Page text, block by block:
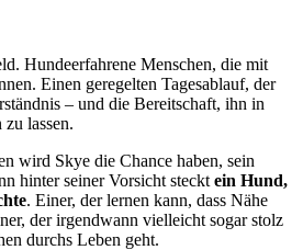
Hundeerfahrene Menschen, die mit
Einen geregelten Tagesablauf, der
– und die Bereitschaft, ihn in
lassen.
wird Skye die Chance haben, sein
hinter seiner Vorsicht steckt ein Hund,
. Einer, der lernen kann, dass Nähe
der irgendwann vielleicht sogar stolz
durchs Leben geht.